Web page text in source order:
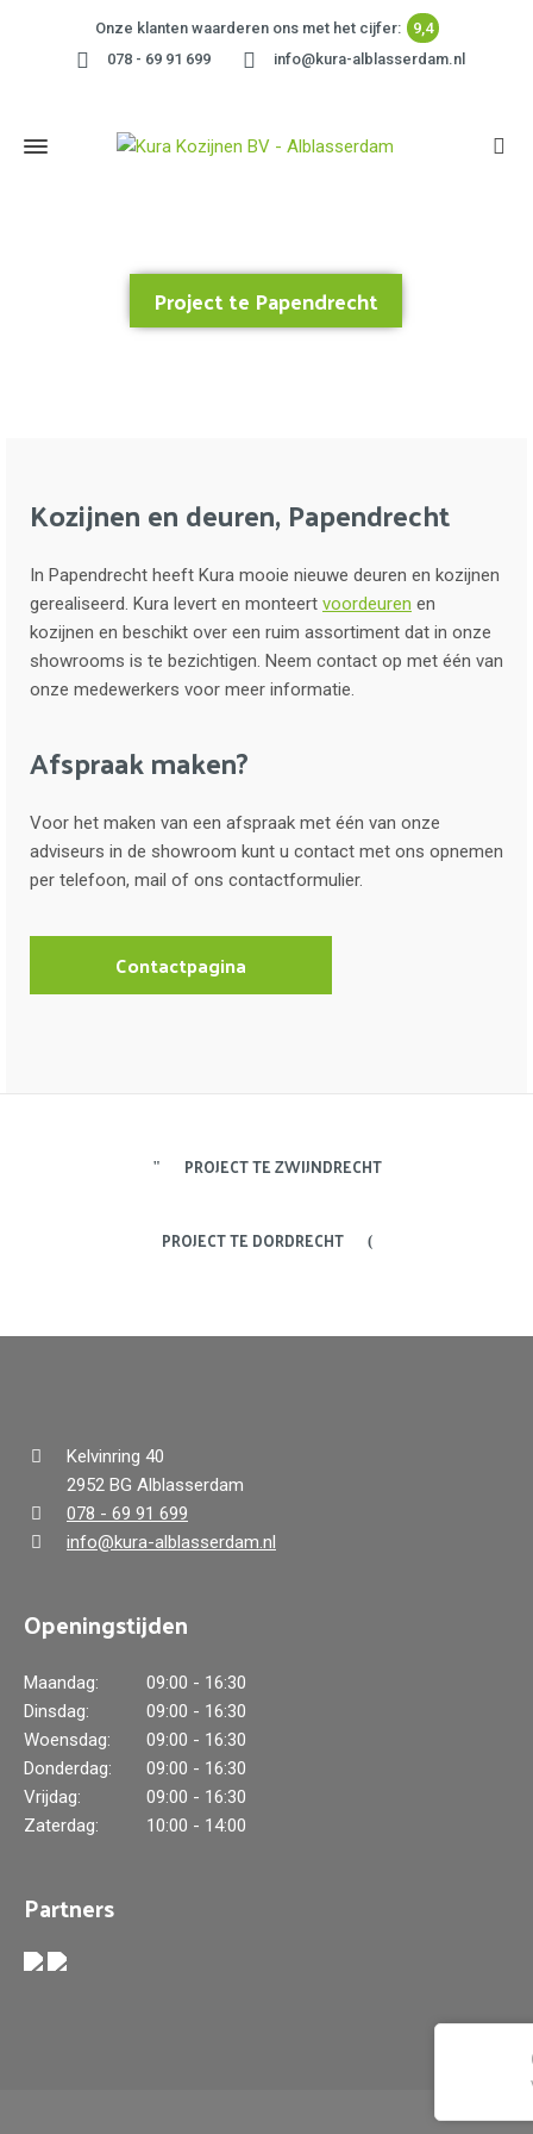
Onze klanten waarderen ons met het cijfer:
9,4
078 - 69 91 699
info@kura-alblasserdam.nl
Project te Papendrecht
Kozijnen en deuren, Papendrecht
In Papendrecht heeft Kura mooie nieuwe deuren en kozijnen
gerealiseerd. Kura levert en monteert voordeuren en
kozijnen en beschikt over een ruim assortiment dat in onze
showrooms is te bezichtigen. Neem contact op met één van
onze medewerkers voor meer informatie.
Afspraak maken?
Voor het maken van een afspraak met één van onze
adviseurs in de showroom kunt u contact met ons opnemen
per telefoon, mail of ons contactformulier.
Contactpagina
PROJECT TE ZWIJNDRECHT
PROJECT TE DORDRECHT
Kelvinring 40
2952 BG Alblasserdam
078 - 69 91 699
info@kura-alblasserdam.nl
Openingstijden
Maandag:
09:00 - 16:30
Dinsdag:
09:00 - 16:30
Woensdag:
09:00 - 16:30
Donderdag:
09:00 - 16:30
Vrijdag:
09:00 - 16:30
Zaterdag:
10:00 - 14:00
Partners